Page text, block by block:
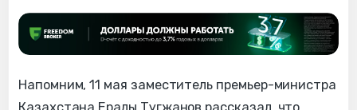
Напомним, 11 мая заместитель премьер-министра